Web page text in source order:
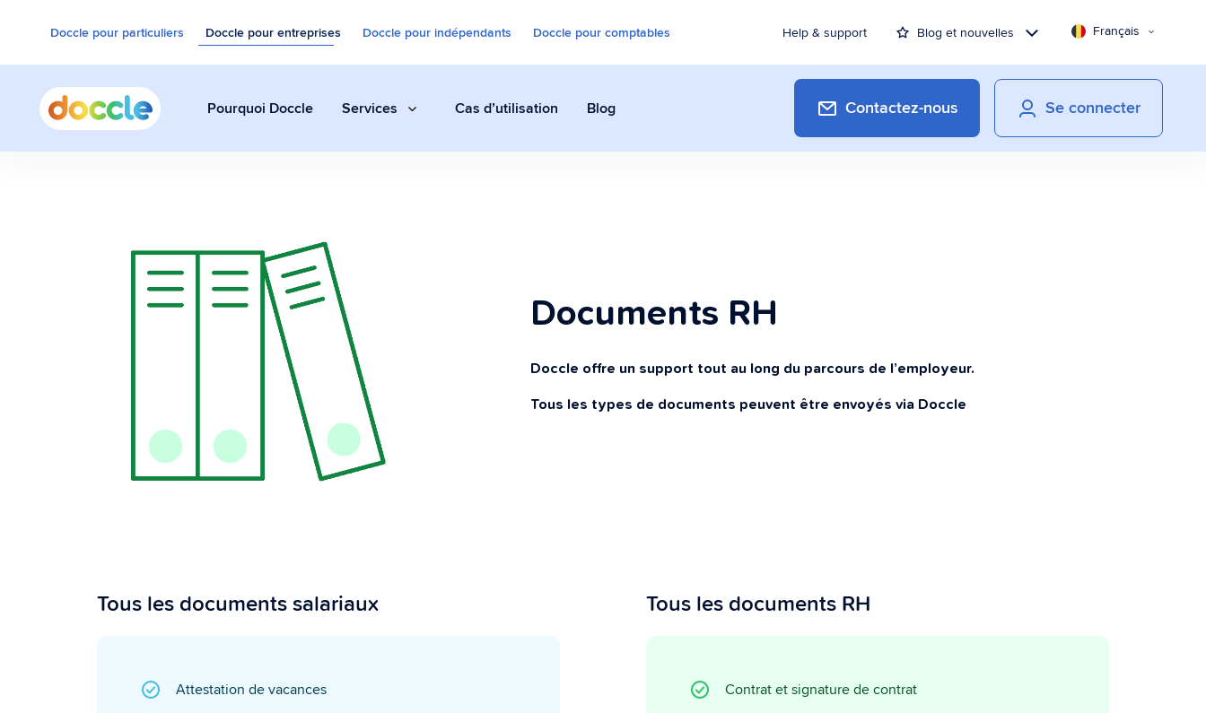
Doccle pour particuliers Doccle pour entreprises Doccle pour indépendants Doccle pour comptables Help & support Blog et nouvelles Français
Pourquoi Doccle Services
archives sécurisées.
Permettez à vos clients de signer
électroniquement de manière rapide et
efficace grâce à un flux de travaux
Cas d’utilisation Blog Contactez-nous Se connecter
Documents RH
Doccle offre un support tout au long du parcours de l’employeur.
Tous les types de documents peuvent être envoyés via Doccle
Tous les documents salariaux
Attestation de vacances
Tous les documents RH
Contrat et signature de contrat